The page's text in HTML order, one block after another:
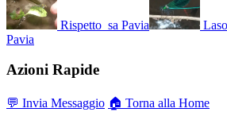
Rispetto_sa Pavia
Pavia
Azioni Rapide
💬 Invia Messaggio 🏠 Torna alla Home